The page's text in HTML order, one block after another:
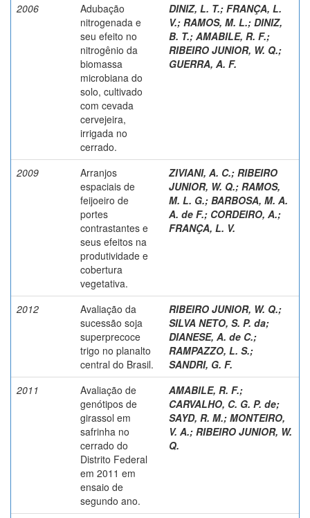
2006
Adubação
nitrogenada e
seu efeito no
nitrogênio da
biomassa
microbiana do
solo, cultivado
com cevada
cervejeira,
irrigada no
cerrado.
DINIZ, L. T.; FRANÇA, L.
V.; RAMOS, M. L.; DINIZ,
B. T.; AMABILE, R. F.;
RIBEIRO JUNIOR, W. Q.;
GUERRA, A. F.
2009
Arranjos
espaciais de
feijoeiro de
portes
contrastantes e
seus efeitos na
produtividade e
cobertura
vegetativa.
ZIVIANI, A. C.; RIBEIRO
JUNIOR, W. Q.; RAMOS,
M. L. G.; BARBOSA, M. A.
A. de F.; CORDEIRO, A.;
FRANÇA, L. V.
2012
Avaliação da
sucessão soja
superprecoce
trigo no planalto
central do Brasil.
RIBEIRO JUNIOR, W. Q.;
SILVA NETO, S. P. da;
DIANESE, A. de C.;
RAMPAZZO, L. S.;
SANDRI, G. F.
2011
Avaliação de
genótipos de
girassol em
safrinha no
cerrado do
Distrito Federal
em 2011 em
ensaio de
segundo ano.
AMABILE, R. F.;
CARVALHO, C. G. P. de;
SAYD, R. M.; MONTEIRO,
V. A.; RIBEIRO JUNIOR, W.
Q.